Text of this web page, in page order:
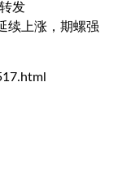
发
续上涨，期螺强